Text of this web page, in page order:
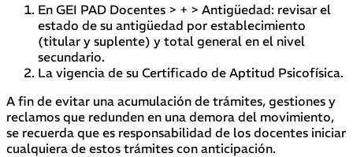
En GEI PAD Docentes > + > Antigüedad: revisar el
estado de su antigüedad por establecimiento
(titular y suplente) y total general en el nivel
secundario.
La vigencia de su Certificado de Aptitud Psicofísica.
A fin de evitar una acumulación de trámites, gestiones y
reclamos que redunden en una demora del movimiento,
se recuerda que es responsabilidad de los docentes iniciar
cualquiera de estos trámites con anticipación.